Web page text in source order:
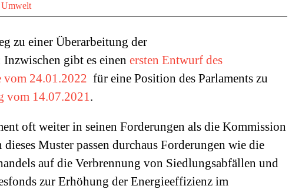
Umwelt
zu einer Überarbeitung der
gibt es einen ersten Entwurf des
vom 24.01.2022 für eine Position des Parlaments zu
vom 14.07.2021.
oft weiter in seinen Forderungen als die Kommission
Muster passen durchaus Forderungen wie die
auf die Verbrennung von Siedlungsabfällen und
zur Erhöhung der Energieeffizienz im